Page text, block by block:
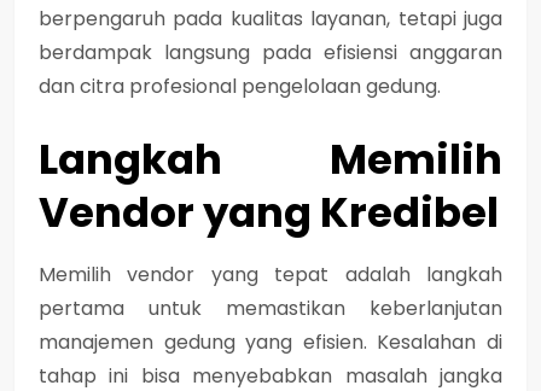
berpengaruh pada kualitas layanan, tetapi juga
berdampak langsung pada efisiensi anggaran
dan citra profesional pengelolaan gedung.
Langkah Memilih
Vendor yang Kredibel
Memilih vendor yang tepat adalah langkah
pertama untuk memastikan keberlanjutan
manajemen gedung yang efisien. Kesalahan di
tahap ini bisa menyebabkan masalah jangka